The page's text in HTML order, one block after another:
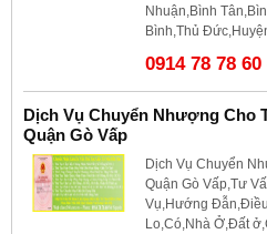
Nhuận,Bình
Bình,Thủ
0914 78 78
Dịch Vụ Chuyển Nhượng Cho
Quận Gò Vấp
Dịch Vụ Chuyển
Quận Gò Vấp,Tư
Vụ,Hướng
Lo,Có,Nhà Ở,Đất